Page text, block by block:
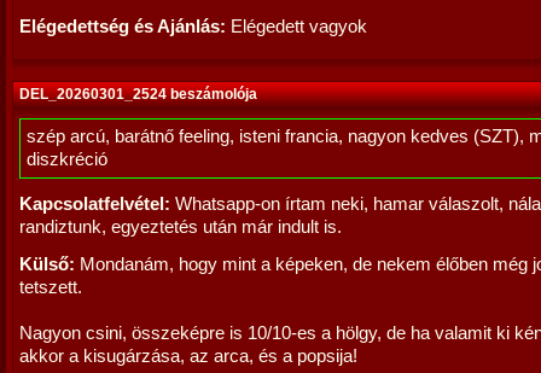
Elégedettség és Ajánlás: Elégedett vagyok
DEL_20260301_2524 beszámolója
szép arcú, barátnő feeling, isteni francia, nagyon kedves (SZT),
diszkréció
Kapcsolatfelvétel: Whatsapp-on írtam neki, hamar válaszolt,
randiztunk, egyeztetés után már indult is.
Külső: Mondanám, hogy mint a képeken, de nekem élőben még
tetszett.
Nagyon csini, összeképre is 10/10-es a hölgy, de ha valamit ki
akkor a kisugárzása, az arca, és a popsija!